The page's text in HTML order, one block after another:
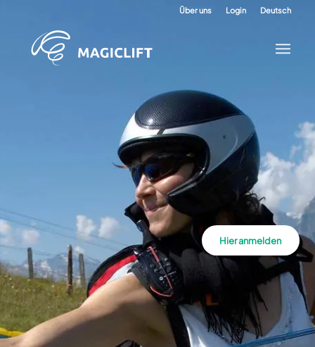
Über uns Login Deutsch
Hier anmelden